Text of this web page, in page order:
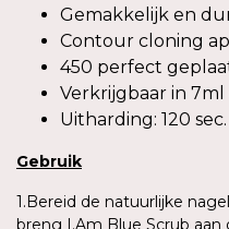
Gemakkelijk en
Contour cloning
450 perfect
Verkrijgbaar in 7ml
Uitharding: 120
Gebruik
1.Bereid de natuurlijke
breng I.Am Blue Scrub aan